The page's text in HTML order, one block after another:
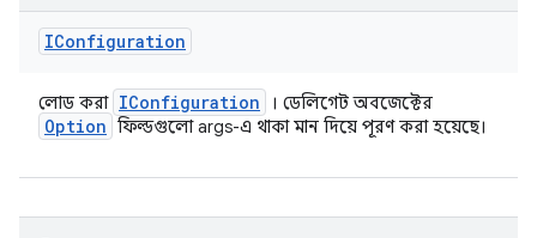
IConfiguration
লোড করা IConfiguration । ডেলিগেট অবজেক্টের
Option ফিল্ডগুলো args-এ থাকা মান দিয়ে পূরণ করা হয়েছে।